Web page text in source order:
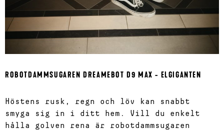
ROBOTDAMMSUGAREN DREAMEBOT D9 MAX - ELGIGANTEN
Höstens rusk, regn och löv kan snabbt
smyga sig in i ditt hem. Vill du enkelt
hålla golven rena är robotdammsugaren